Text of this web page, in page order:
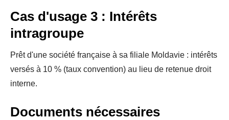
Cas d'usage 3 : Intérêts
intragroupe
Prêt d'une société française à sa filiale Moldavie : intérêts
versés à 10 % (taux convention) au lieu de retenue droit
interne.
Documents nécessaires